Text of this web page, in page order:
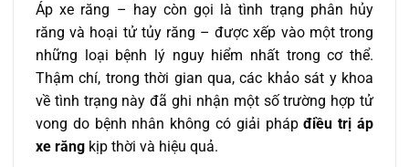
Áp xe răng – hay còn gọi là tình trạng phân hủy
răng và hoại tử tủy răng – được xếp vào một trong
những loại bệnh lý nguy hiểm nhất trong cơ thể.
Thậm chí, trong thời gian qua, các khảo sát y khoa
về tình trạng này đã ghi nhận một số trường hợp tử
vong do bệnh nhân không có giải phápđiều trị áp
xe răng kịp thời và hiệu quả.